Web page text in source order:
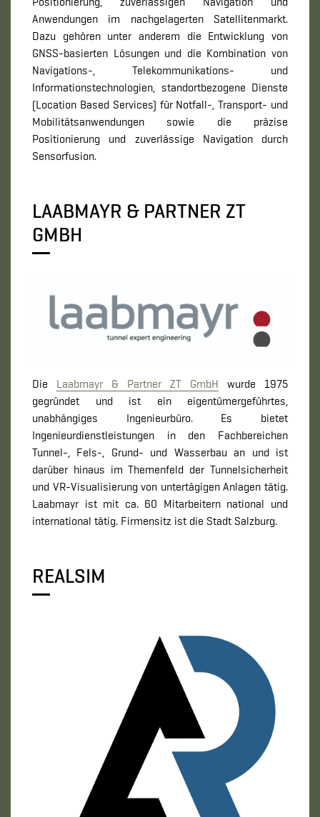
Anwendungen im nachgelagerten Satellitenmarkt.
Dazu gehören unter anderem die Entwicklung von
GNSS-basierten Lösungen und die Kombination von
Navigations-, Telekommunikations- und
Informationstechnologien, standortbezogene Dienste
(Location Based Services) für Notfall-, Transport- und
Mobilitätsanwendungen sowie die präzise
Positionierung und zuverlässige Navigation durch
Sensorfusion.
LAABMAYR & PARTNER ZT
GMBH
Die Laabmayr & Partner ZT GmbH wurde 1975
gegründet und ist ein eigentümergeführtes,
unabhängiges Ingenieurbüro. Es bietet
Ingenieurdienstleistungen in den Fachbereichen
Tunnel-, Fels-, Grund- und Wasserbau an und ist
darüber hinaus im Themenfeld der Tunnelsicherheit
und VR-Visualisierung von untertägigen Anlagen tätig.
Laabmayr ist mit ca. 60 Mitarbeitern national und
international tätig. Firmensitz ist die Stadt Salzburg.
REALSIM